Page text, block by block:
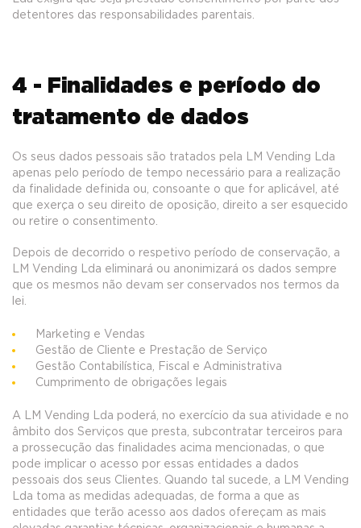
detentores das responsabilidades parentais.
4 - Finalidades e período do
tratamento de dados
Os seus dados pessoais são tratados pela LM Vending Lda
apenas pelo período de tempo necessário para a realização
da finalidade definida ou, consoante o que for aplicável, até
que exerça o seu direito de oposição, direito a ser esquecido
ou retire o consentimento.
Depois de decorrido o respetivo período de conservação, a
LM Vending Lda eliminará ou anonimizará os dados sempre
que os mesmos não devam ser conservados nos termos da
lei.
Marketing e Vendas
Gestão de Cliente e Prestação de Serviço
Gestão Contabilística, Fiscal e Administrativa
Cumprimento de obrigações legais
A LM Vending Lda poderá, no exercício da sua atividade e no
âmbito dos Serviços que presta, subcontratar terceiros para
a prossecução das finalidades acima mencionadas, o que
pode implicar o acesso por essas entidades a dados
pessoais dos seus Clientes. Quando tal sucede, a LM Vending
Lda toma as medidas adequadas, de forma a que as
entidades que terão acesso aos dados ofereçam as mais